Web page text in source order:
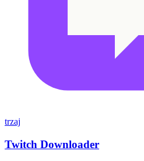
trzaj
Twitch Downloader